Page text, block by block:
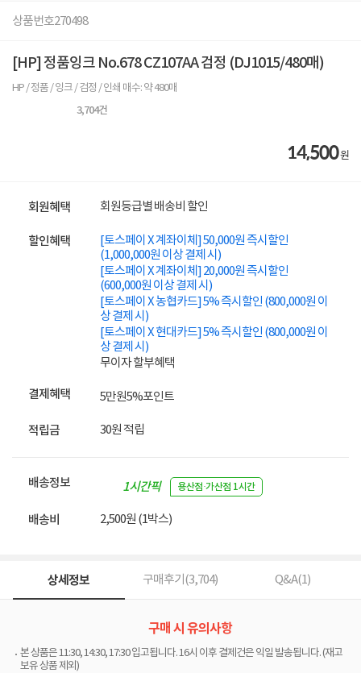
상품번호270498
[HP] 정품잉크 No.678 CZ107AA 검정 (DJ1015/480매)
HP / 정품 / 잉크 / 검정 / 인쇄 매수: 약 480매
3,704건
14,500원
회원혜택 회원등급별 배송비 할인
할인혜택
[토스페이 X 계좌이체] 50,000원 즉시할인
(1,000,000원 이상 결제 시)
[토스페이 X 계좌이체] 20,000원 즉시할인
(600,000원 이상 결제 시)
[토스페이 X 농협카드] 5% 즉시할인 (800,000원 이
상 결제 시)
[토스페이 X 현대카드] 5% 즉시할인 (800,000원 이
상 결제 시)
무이자 할부혜택
결제혜택 5만원5%포인트
적립금 30원 적립
배송정보
1시간픽
용산점·가산점 1시간
배송비 2,500원 (1박스)
상세정보 구매후기(3,704) Q&A(1)
구매 시 유의사항
본 상품은 11:30, 14:30, 17:30 입고됩니다. 16시 이후 결제건은 익일 발송됩니다. (재고
보유 상품 제외)